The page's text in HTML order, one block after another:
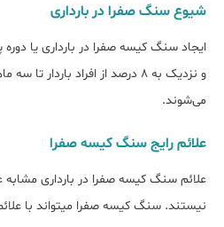
شیوع سنگ صفرا در بارداری
ایجاد سنگ کیسه صفرا در بارداری یا
و نزدیک به ۸ درصد از افراد
می‌شوند.
علائم رایج سنگ کیسه صفرا
علائم سنگ کیسه صفرا در بارداری مشابه
نیستند. سنگ کیسه صفرا می‎تواند با علائم زیر همراه باشد: